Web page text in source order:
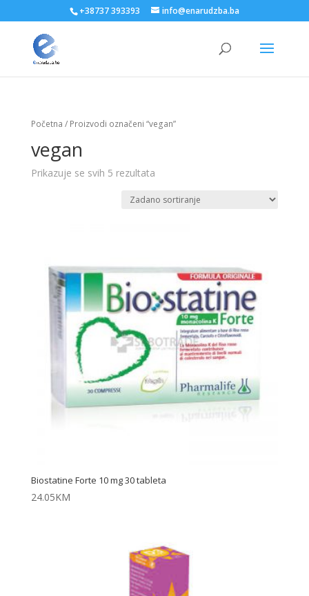
+38737 393393 info@enarudzba.ba
Početna / Proizvodi označeni “vegan”
vegan
Prikazuje se svih 5 rezultata
Biostatine Forte 10 mg 30 tableta
24.05KM